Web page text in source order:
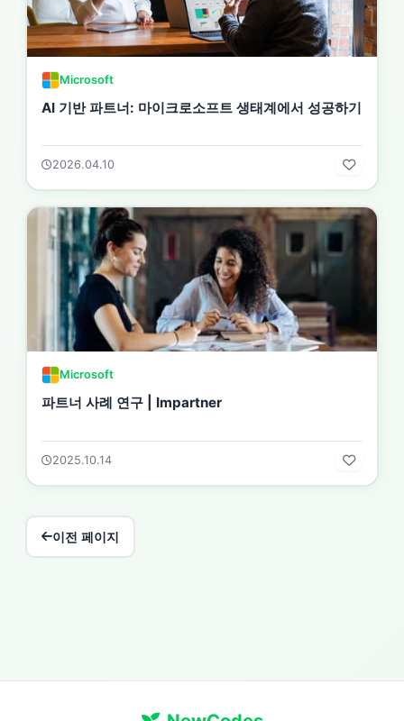
Microsoft
AI 기반 파트너: 마이크로소프트 생태계에서 성공하기
2026.04.10
Microsoft
파트너 사례 연구 | Impartner
2025.10.14
이전 페이지